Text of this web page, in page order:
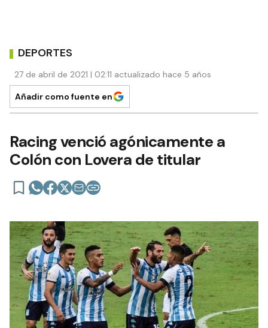
DEPORTES
27 de abril de 2021 | 02:11 actualizado hace 5 años
Añadir como fuente en
Racing venció agónicamente a
Colón con Lovera de titular